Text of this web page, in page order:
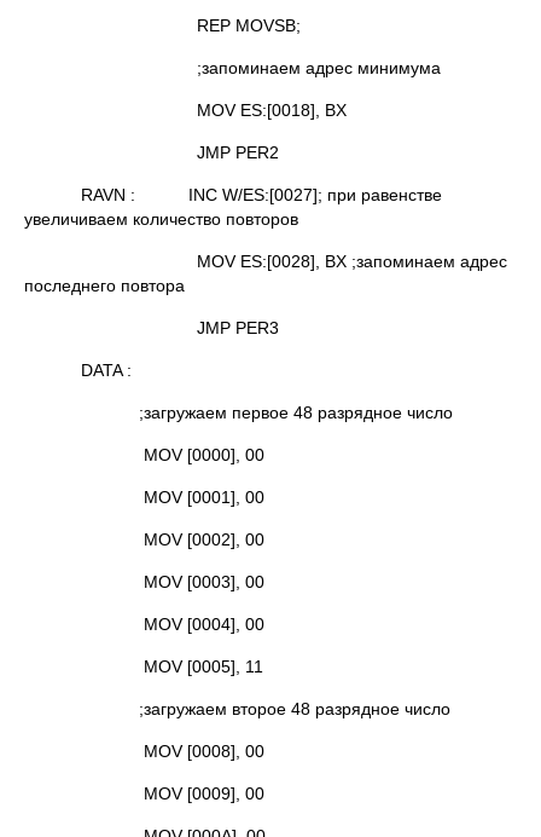
REP MOVSB;
;запоминаем адрес минимума
MOV ES:[0018], BX
JMP PER2
RAVN : INC W/ES:[0027]; при равенстве
увеличиваем количество повторов
MOV ES:[0028], BX ;запоминаем адрес
последнего повтора
JMP PER3
DATA :
;загружаем первое 48 разрядное число
MOV [0000], 00
MOV [0001], 00
MOV [0002], 00
MOV [0003], 00
MOV [0004], 00
MOV [0005], 11
;загружаем второе 48 разрядное число
MOV [0008], 00
MOV [0009], 00